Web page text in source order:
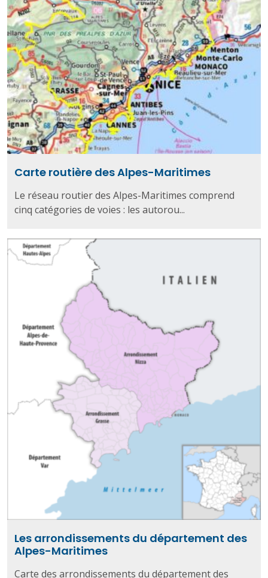
Carte routière des Alpes-Maritimes
Le réseau routier des Alpes-Maritimes comprend
cinq catégories de voies : les autorou...
Les arrondissements du département des
Alpes-Maritimes
Carte des arrondissements du département des